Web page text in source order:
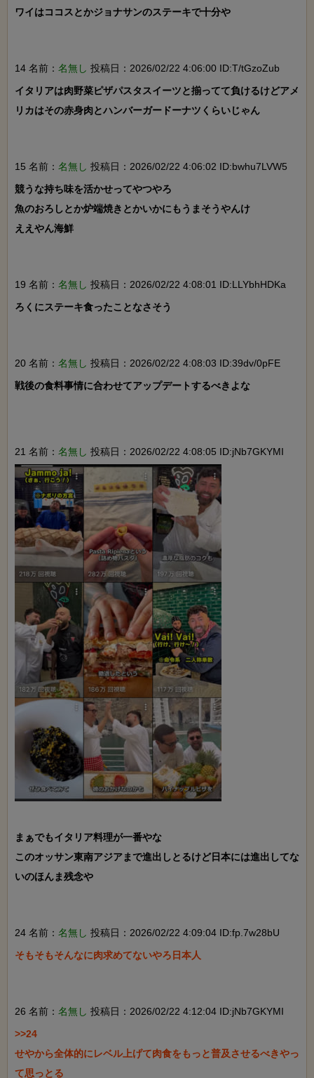
ワイはココスとかジョナサンのステーキで十分や
14 名前： 名無し 投稿日：2026/02/22 4:06:00 ID:T/tGzoZub
イタリアは肉野菜ピザパスタスイーツと揃ってて負けるけどアメ
リカはその赤身肉とハンバーガードーナツくらいじゃん
15 名前： 名無し 投稿日：2026/02/22 4:06:02 ID:bwhu7LVW5
競うな持ち味を活かせってやつやろ
魚のおろしとか炉端焼きとかいかにもうまそうやんけ
ええやん海鮮
19 名前： 名無し 投稿日：2026/02/22 4:08:01 ID:LLYbhHDKa
ろくにステーキ食ったことなさそう
20 名前： 名無し 投稿日：2026/02/22 4:08:03 ID:39dv/0pFE
戦後の食料事情に合わせてアップデートするべきよな
21 名前： 名無し 投稿日：2026/02/22 4:08:05 ID:jNb7GKYMI
まぁでもイタリア料理が一番やな
このオッサン東南アジアまで進出しとるけど日本には進出してな
いのほんま残念や
24 名前： 名無し 投稿日：2026/02/22 4:09:04 ID:fp.7w28bU
そもそもそんなに肉求めてないやろ日本人
26 名前： 名無し 投稿日：2026/02/22 4:12:04 ID:jNb7GKYMI
>>24
せやから全体的にレベル上げて肉食をもっと普及させるべきやっ
て思っとる